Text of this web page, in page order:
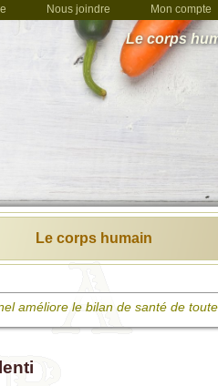
Nous joindre Mon compte
Le corps
Le corps humain
améliore le bilan de santé de
pour une superbe vitalité et un poids